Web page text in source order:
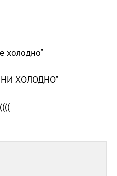
холодно"
НИ ХОЛОДНО"